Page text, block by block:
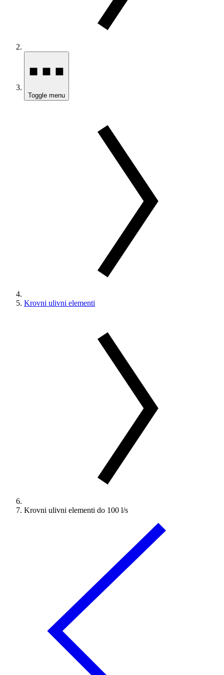
Toggle menu
Krovni ulivni elementi
Krovni ulivni elementi do 100 l/s